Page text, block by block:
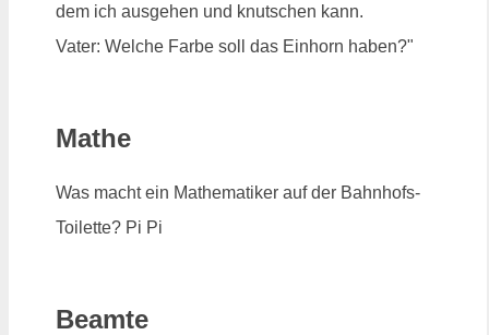
dem ich ausgehen und knutschen kann.
Vater: Welche Farbe soll das Einhorn haben?"
Mathe
Was macht ein Mathematiker auf der Bahnhofs-
Toilette? Pi Pi
Beamte